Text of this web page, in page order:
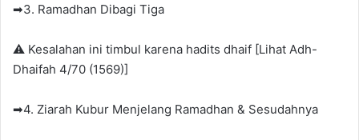
➡3. Ramadhan Dibagi Tiga
⚠ Kesalahan ini timbul karena hadits dhaif [Lihat Adh-
Dhaifah 4/70 (1569)]
➡4. Ziarah Kubur Menjelang Ramadhan & Sesudahnya